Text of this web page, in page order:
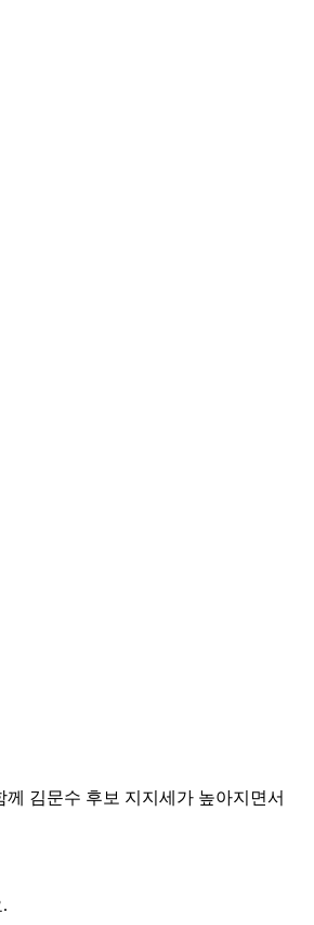
김문수 후보 지지세가 높아지면서